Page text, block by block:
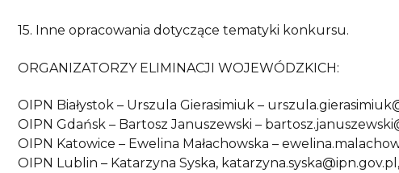
15. Inne opracowania dotyczące tematyki konkursu.
ORGANIZATORZY ELIMINACJI WOJEWÓDZKICH:
OIPN Białystok – Urszula Gierasimiuk –
OIPN Gdańsk – Bartosz Januszewski –
OIPN Katowice – Ewelina Małachowska –
OIPN Lublin – Katarzyna Syska,